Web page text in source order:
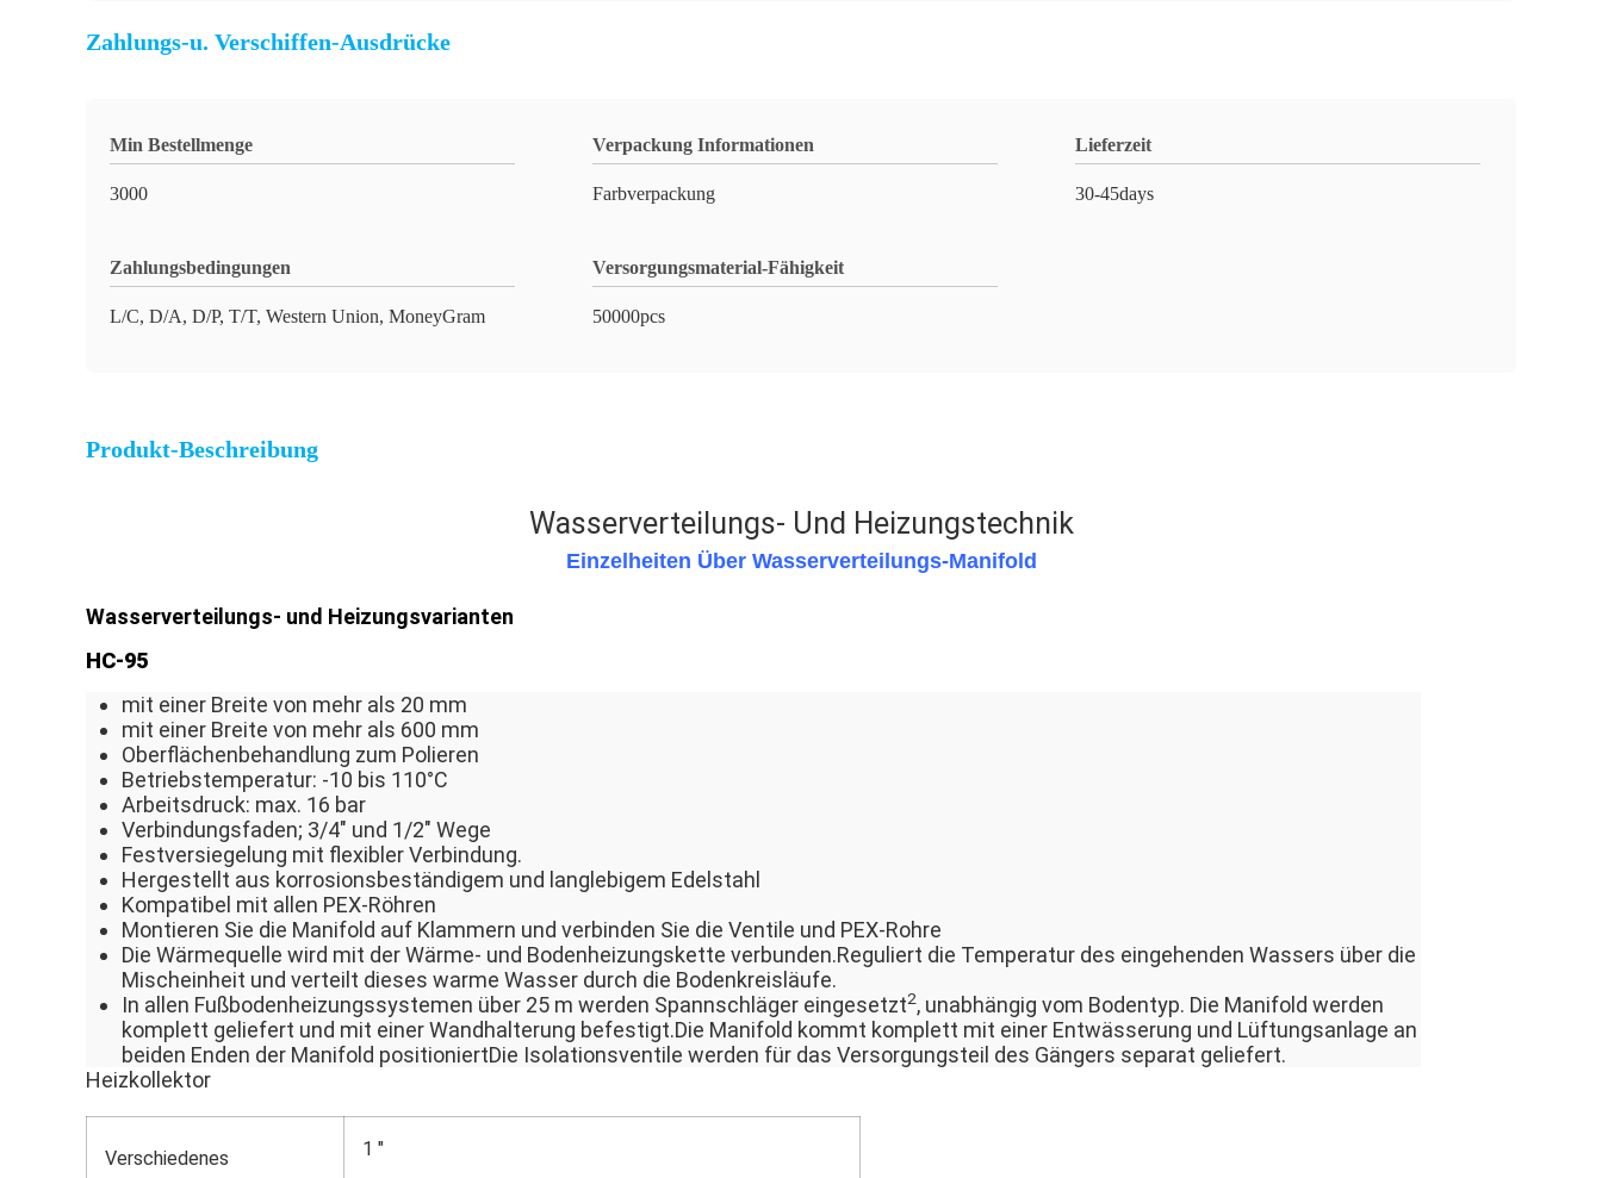
Zahlungs-u. Verschiffen-Ausdrücke
Min Bestellmenge
3000
Verpackung Informationen
Farbverpackung
Lieferzeit
30-45days
Zahlungsbedingungen
L/C, D/A, D/P, T/T, Western Union, MoneyGram
Versorgungsmaterial-Fähigkeit
50000pcs
Produkt-Beschreibung
Wasserverteilungs- Und Heizungstechnik
Einzelheiten Über Wasserverteilungs-Manifold
Wasserverteilungs- und Heizungsvarianten
HC-95
mit einer Breite von mehr als 20 mm
mit einer Breite von mehr als 600 mm
Oberflächenbehandlung zum Polieren
Betriebstemperatur: -10 bis 110°C
Arbeitsdruck: max. 16 bar
Verbindungsfaden; 3/4" und 1/2" Wege
Festversiegelung mit flexibler Verbindung.
Hergestellt aus korrosionsbeständigem und langlebigem Edelstahl
Kompatibel mit allen PEX-Röhren
Montieren Sie die Manifold auf Klammern und verbinden Sie die Ventile und PEX-Rohre
Die Wärmequelle wird mit der Wärme- und Bodenheizungskette verbunden.Reguliert die Temperatur des eingehenden Wassers über die
Mischeinheit und verteilt dieses warme Wasser durch die Bodenkreisläufe.
In allen Fußbodenheizungssystemen über 25 m werden Spannschläger eingesetzt2, unabhängig vom Bodentyp. Die Manifold werden
komplett geliefert und mit einer Wandhalterung befestigt.Die Manifold kommt komplett mit einer Entwässerung und Lüftungsanlage an
beiden Enden der Manifold positioniertDie Isolationsventile werden für das Versorgungsteil des Gängers separat geliefert.
Heizkollektor
Verschiedenes 1 "